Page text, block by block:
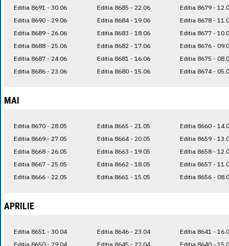
Editia 8691 - 30.06
Editia 8690 - 29.06
Editia 8689 - 26.06
Editia 8688 - 25.06
Editia 8687 - 24.06
Editia 8686 - 23.06
Editia 8685 - 22.06
Editia 8684 - 19.06
Editia 8683 - 18.06
Editia 8682 - 17.06
Editia 8681 - 16.06
Editia 8680 - 15.06
Editia 8679 -
Editia 8678 -
Editia 8677 -
Editia 8676 -
Editia 8675 -
Editia 8674 -
MAI
Editia 8670 - 28.05
Editia 8669 - 27.05
Editia 8668 - 26.05
Editia 8667 - 25.05
Editia 8666 - 22.05
Editia 8665 - 21.05
Editia 8664 - 20.05
Editia 8663 - 19.05
Editia 8662 - 18.05
Editia 8661 - 15.05
Editia 8660 -
Editia 8659 -
Editia 8658 -
Editia 8657 -
Editia 8656 -
APRILIE
Editia 8651 - 30.04
Editia 8650 - 29.04
Editia 8646 - 23.04
Editia 8645 - 22.04
Editia 8641 -
Editia 8640 -